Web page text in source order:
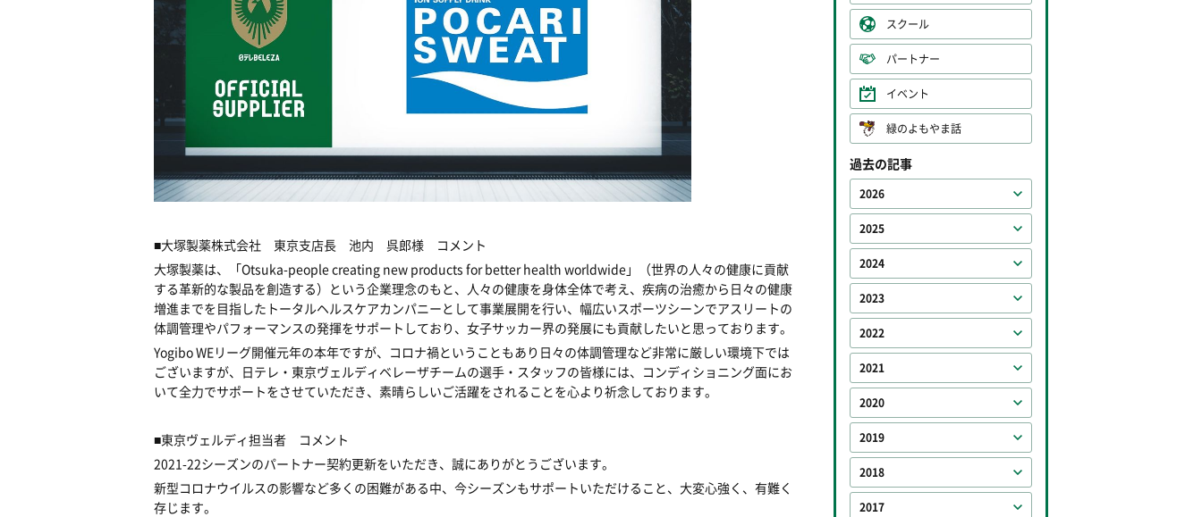
■大塚製薬株式会社 東京支店長 池内 呉郎様 コメント
大塚製薬は、「Otsuka-people creating new products for better health worldwide」（世界の人々の健康に貢献
する革新的な製品を創造する）という企業理念のもと、人々の健康を身体全体で考え、疾病の治癒から日々の健康
増進までを目指したトータルヘルスケアカンパニーとして事業展開を行い、幅広いスポーツシーンでアスリートの
体調管理やパフォーマンスの発揮をサポートしており、女子サッカー界の発展にも貢献したいと思っております。
Yogibo WEリーグ開催元年の本年ですが、コロナ禍ということもあり日々の体調管理など非常に厳しい環境下では
ございますが、日テレ・東京ヴェルディベレーザチームの選手・スタッフの皆様には、コンディショニング面にお
いて全力でサポートをさせていただき、素晴らしいご活躍をされることを心より祈念しております。
■東京ヴェルディ担当者 コメント
2021-22シーズンのパートナー契約更新をいただき、誠にありがとうございます。
新型コロナウイルスの影響など多くの困難がある中、今シーズンもサポートいただけること、大変心強く、有難く
存じます。
スクール
パートナー
イベント
緑のよもやま話
過去の記事
2026
2025
2024
2023
2022
2021
2020
2019
2018
2017